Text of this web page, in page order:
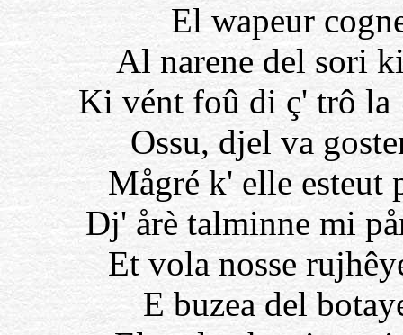
El wapeur
Al narene del sori
Ki vént foû di ç' trô la
Ossu, djel va
Mågré k' elle esteut
Dj' årè talminne mi
Et vola nosse
E buzea del